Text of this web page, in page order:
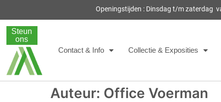
Openingstijden : Dinsdag t/m zaterdag
Steun
ons
Contact & Info
Collectie & Exposities
Auteur: Office Voerman